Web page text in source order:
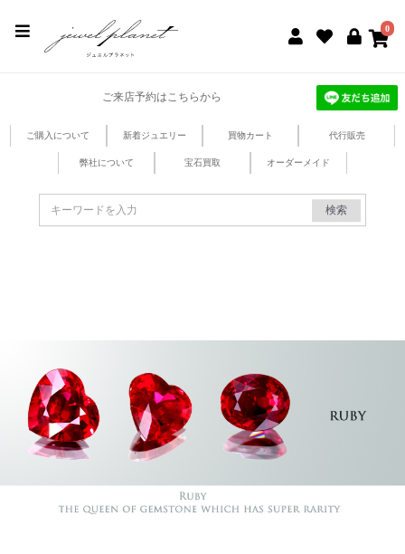
0
ご来店予約はこちらから
ご購入について 新着ジュエリー 買物カート 代行販売
弊社について 宝石買取 オーダーメイド
検索